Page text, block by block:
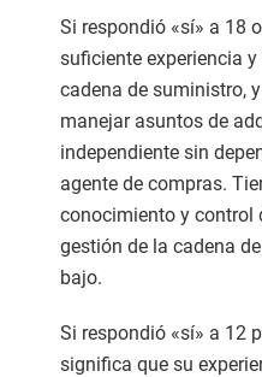
Si respondió «sí» a 18
suficiente experiencia
cadena de suministro,
manejar asuntos de
independiente sin
agente de compras.
conocimiento y control
gestión de la cadena
bajo.
Si respondió «sí» a 12
significa que su